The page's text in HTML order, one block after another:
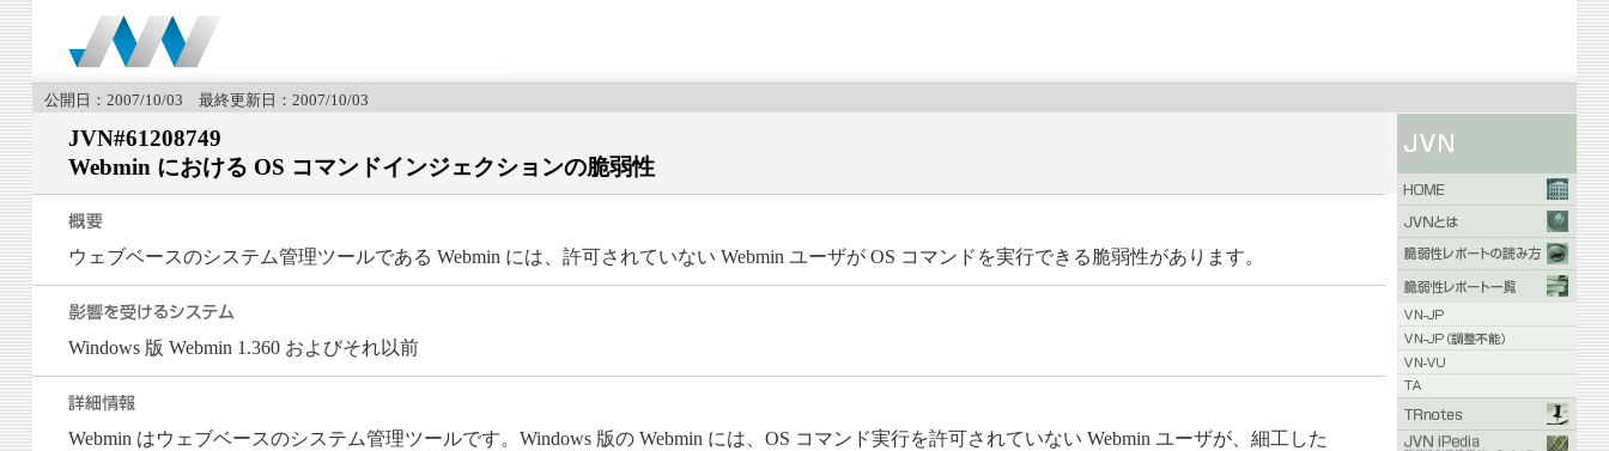
公開日：2007/10/03 最終更新日：2007/10/03
JVN#61208749
Webmin における OS コマンドインジェクションの脆弱性
ウェブベースのシステム管理ツールである Webmin には、許可されていない Webmin ユーザが OS コマンドを実行できる脆弱性があります。
Windows 版 Webmin 1.360 およびそれ以前
Webmin はウェブベースのシステム管理ツールです。Windows 版の Webmin には、OS コマンド実行を許可されていない Webmin ユーザが、細工した